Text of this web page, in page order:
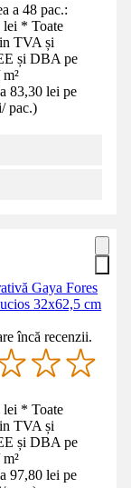
a 48 pac.:
* Toate
TVA și
și DBA pe
m²
83,30 lei pe
/ pac.)
Gaya Fores
32x62,5 cm
încă recenzii.
* Toate
TVA și
și DBA pe
m²
97,80 lei pe